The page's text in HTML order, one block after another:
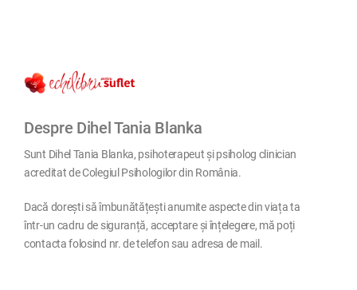
Despre Dihel Tania Blanka
Sunt Dihel Tania Blanka, psihoterapeut și psiholog clinician
acreditat de Colegiul Psihologilor din România.
Dacă dorești să îmbunătățești anumite aspecte din viața ta
într-un cadru de siguranță, acceptare și înțelegere, mă poți
contacta folosind nr. de telefon sau adresa de mail.